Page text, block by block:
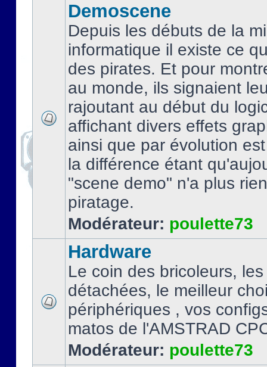
Demoscene
Depuis les débuts de la
informatique il existe ce
des pirates. Et pour
au monde, ils signaient
rajoutant au début du
affichant divers effets
ainsi que par évolution
la différence étant
"scene demo" n'a plus
piratage.
Modérateur: poulette73
Hardware
Le coin des bricoleurs,
détachées, le meilleur
périphériques , vos
matos de l'AMSTRAD
Modérateur: poulette73